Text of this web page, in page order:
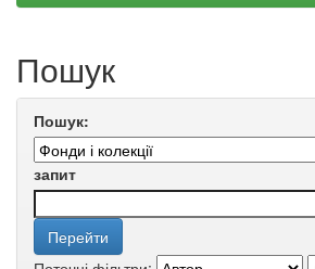
Пошук
Пошук:
запит